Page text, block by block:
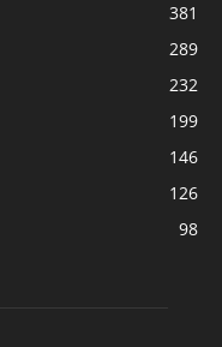
381
289
232
199
146
126
98